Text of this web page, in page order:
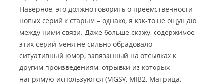
Наверное, это должно говорить о преемственности
новых серий к старым – однако, я как-то не ощущаю
между ними связи. Даже больше скажу, содержимое
этих серий меня не сильно обрадовало –
ситуативный юмор, завязанный на отсылках к
другим произведениям, отрывки из которых
напрямую используются (MGSV, MIB2, Матрица,